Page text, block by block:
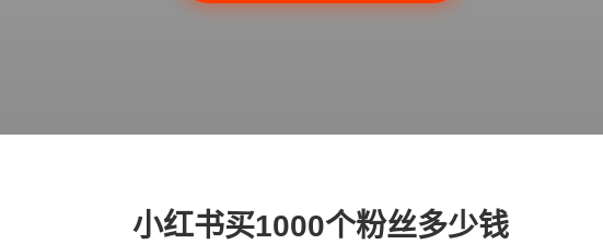
小红书买1000个粉丝多少钱